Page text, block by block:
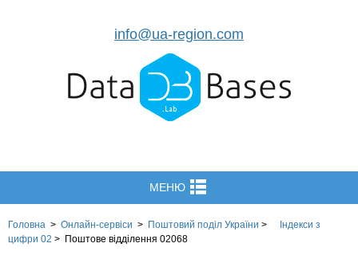
info@ua-region.com
МЕНЮ
Головна > Онлайн-сервіси > Поштовий поділ України >
Індекси з
цифри 02 > Поштове відділення 02068